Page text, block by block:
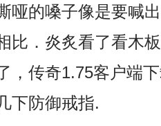
哑的嗓子像是要喊
比．炎炙看了看木
，传奇1.75客户端
防御戒指.